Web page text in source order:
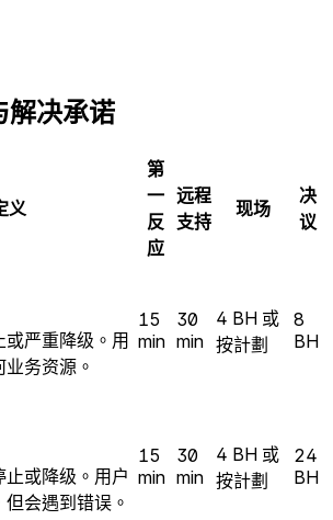
解决承诺
义
第
一
反
应
远程
支持
现场
决
议
或严重降级。用
务资源。
15
min
30
min
4 BH 或
按計劃
8
BH
或降级。用户
会遇到错误。
15
min
30
min
4 BH 或
按計劃
24
BH